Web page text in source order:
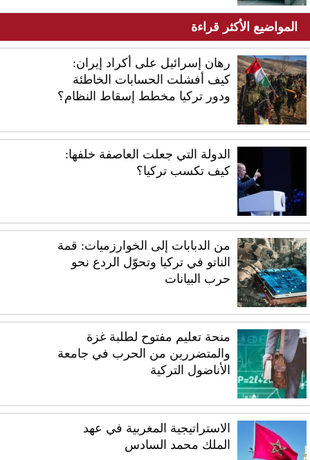
المواضيع الأكثر قراءة
رهان إسرائيل على أكراد إيران:
كيف أفشلت الحسابات الخاطئة
ودور تركيا مخطط إسقاط النظام؟
الدولة التي جعلت العاصفة خلفها:
كيف تكسب تركيا؟
من الدبابات إلى الخوارزميات: قمة
الناتو في تركيا وتحوّل الردع نحو
حرب البيانات
منحة تعليم مفتوح لطلبة غزة
والمتضررين من الحرب في جامعة
الأناضول التركية
الاستراتيجية المغربية في عهد
الملك محمد السادس